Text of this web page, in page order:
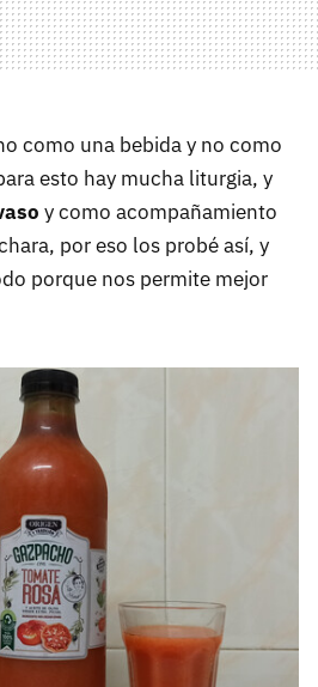
como una bebida y no como
esto hay mucha liturgia, y
y como acompañamiento
por eso los probé así, y
porque nos permite mejor